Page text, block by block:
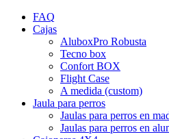
FAQ
Cajas
AluboxPro Robusta
Tecno box
Confort BOX
Flight Case
A medida (custom)
Jaula para perros
Jaulas para perros en
Jaulas para perros en